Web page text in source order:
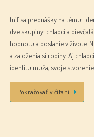
tniť sa prednášky na tému:
dve skupiny: chlapci a
hodnotu a poslanie v živote.
a založenia si rodiny. Aj
identitu muža, svoje stvorenie…
Pokračovať v čítaní